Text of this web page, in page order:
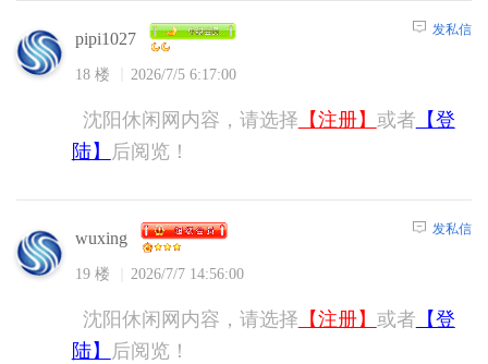
pipi1027
18 楼 2026/7/5 6:17:00
发私信
沈阳休闲网内容，请选择 【注册】 或者 【登
陆】
后阅览！
wuxing
19 楼 2026/7/7 14:56:00
发私信
沈阳休闲网内容，请选择 【注册】 或者 【登
陆】
后阅览！